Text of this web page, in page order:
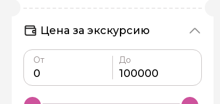
Цена за экскурсию
От До